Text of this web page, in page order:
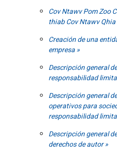
Cov Ntawv Pom Zoo
thiab Cov Ntawv
Creación de una
empresa
Descripción general
responsabilidad
Descripción general
operativos para
responsabilidad
Descripción general
derechos de autor